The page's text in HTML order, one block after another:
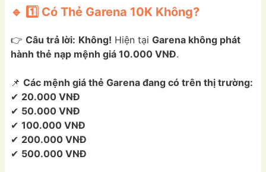
🔹 1️⃣ Có Thẻ Garena 10K Không?
👉 Câu trả lời: Không! Hiện tại Garena không phát
hành thẻ nạp mệnh giá 10.000 VNĐ.
📌 Các mệnh giá thẻ Garena đang có trên thị trường:
✔ 20.000 VNĐ
✔ 50.000 VNĐ
✔ 100.000 VNĐ
✔ 200.000 VNĐ
✔ 500.000 VNĐ